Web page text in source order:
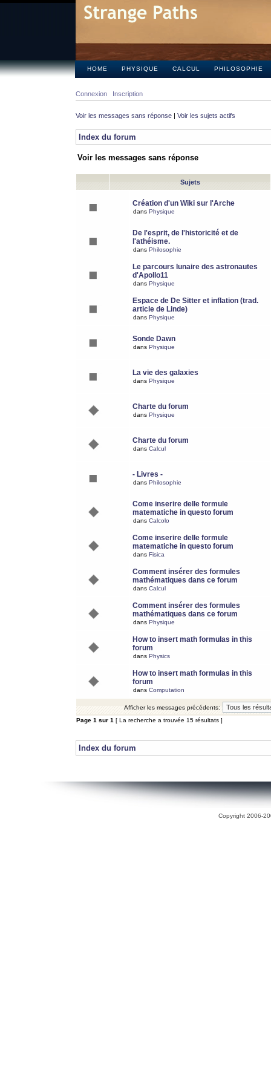
HOME PHYSIQUE CALCUL PHILOSOPHIE
Connexion Inscription
Voir les messages sans réponse | Voir les sujets actifs
Index du forum
Voir les messages sans réponse
Sujets
Création d'un Wiki sur l'Arche
dans Physique
De l'esprit, de l'historicité et de
l'athéisme.
dans Philosophie
Le parcours lunaire des astronautes
d'Apollo11
dans Physique
Espace de De Sitter et inflation (trad.
article de Linde)
dans Physique
Sonde Dawn
dans Physique
La vie des galaxies
dans Physique
Charte du forum
dans Physique
Charte du forum
dans Calcul
- Livres -
dans Philosophie
Come inserire delle formule
matematiche in questo forum
dans Calcolo
Come inserire delle formule
matematiche in questo forum
dans Fisica
Comment insérer des formules
mathématiques dans ce forum
dans Calcul
Comment insérer des formules
mathématiques dans ce forum
dans Physique
How to insert math formulas in this
forum
dans Physics
How to insert math formulas in this
forum
dans Computation
Afficher les messages précédents:
Page 1 sur 1 [ La recherche a trouvée 15 résultats ]
Index du forum
Copyright 2006-